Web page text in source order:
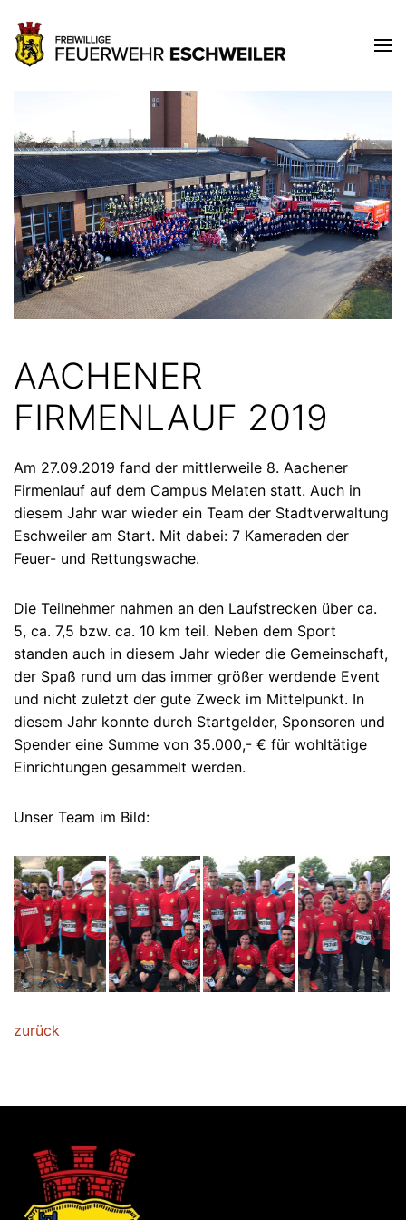
AACHENER
FIRMENLAUF 2019
Am 27.09.2019 fand der mittlerweile 8. Aachener
Firmenlauf auf dem Campus Melaten statt. Auch in
diesem Jahr war wieder ein Team der Stadtverwaltung
Eschweiler am Start. Mit dabei: 7 Kameraden der
Feuer- und Rettungswache.
Die Teilnehmer nahmen an den Laufstrecken über ca.
5, ca. 7,5 bzw. ca. 10 km teil. Neben dem Sport
standen auch in diesem Jahr wieder die Gemeinschaft,
der Spaß rund um das immer größer werdende Event
und nicht zuletzt der gute Zweck im Mittelpunkt. In
diesem Jahr konnte durch Startgelder, Sponsoren und
Spender eine Summe von 35.000,- € für wohltätige
Einrichtungen gesammelt werden.
Unser Team im Bild:
zurück